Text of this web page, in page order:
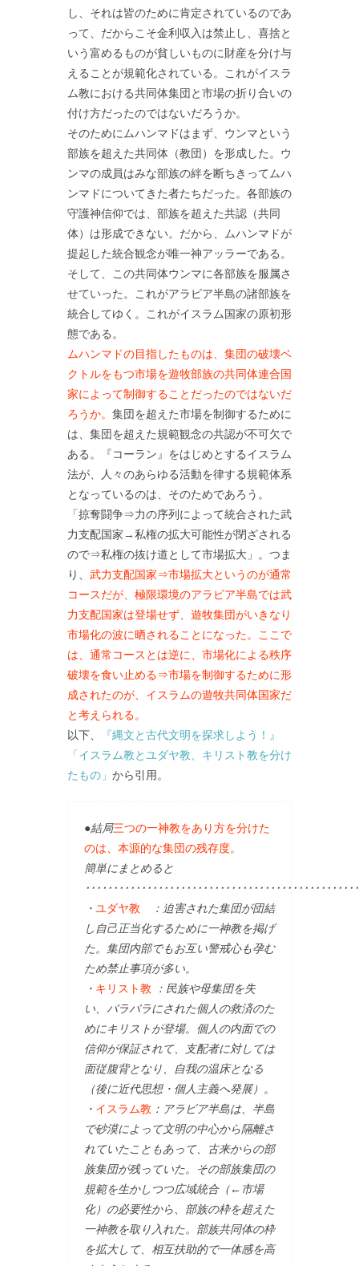
し、それは皆のために肯定されているのであ
って、だからこそ金利収入は禁止し、喜捨と
いう富めるものが貧しいものに財産を分け与
えることが規範化されている。これがイスラ
ム教における共同体集団と市場の折り合いの
付け方だったのではないだろうか。
そのためにムハンマドはまず、ウンマという
部族を超えた共同体（教団）を形成した。ウ
ンマの成員はみな部族の絆を断ちきってムハ
ンマドについてきた者たちだった。各部族の
守護神信仰では、部族を超えた共認（共同
体）は形成できない。だから、ムハンマドが
提起した統合観念が唯一神アッラーである。
そして、この共同体ウンマに各部族を服属さ
せていった。これがアラビア半島の諸部族を
統合してゆく。これがイスラム国家の原初形
態である。
ムハンマドの目指したものは、集団の破壊ベ
クトルをもつ市場を遊牧部族の共同体連合国
家によって制御することだったのではないだ
ろうか。 集団を超えた市場を制御するために
は、集団を超えた規範観念の共認が不可欠で
ある。『コーラン』をはじめとするイスラム
法が、人々のあらゆる活動を律する規範体系
となっているのは、そのためであろう。
「掠奪闘争⇒力の序列によって統合された武
力支配国家→私権の拡大可能性が閉ざされる
ので⇒私権の抜け道として市場拡大」。つま
り、 武力支配国家⇒市場拡大というのが通常
コースだが、極限環境のアラビア半島では武
力支配国家は登場せず、遊牧集団がいきなり
市場化の波に晒されることになった。ここで
は、通常コースとは逆に、市場化による秩序
破壊を食い止める⇒市場を制御するために形
成されたのが、イスラムの遊牧共同体国家だ
と考えられる。
以下、
『縄文と古代文明を探求しよう！』
「イスラム教とユダヤ教、キリスト教を分け
たもの」 から引用。
●結局三つの一神教をあり方を分けた
のは、本源的な集団の残存度。
簡単にまとめると
･･･････････････････････････････････････････････
・ ユダヤ教 ：迫害された集団が団結
し自己正当化するために一神教を掲げ
た。集団内部でもお互い警戒心も孕む
ため禁止事項が多い。
・ キリスト教 ：民族や母集団を失
い、バラバラにされた個人の救済のた
めにキリストが登場。個人の内面での
信仰が保証されて、支配者に対しては
面従腹背となり、自我の温床となる
（後に近代思想・個人主義へ発展）。
・ イスラム教 ：アラビア半島は、半島
で砂漠によって文明の中心から隔離さ
れていたこともあって、古来からの部
族集団が残っていた。その部族集団の
規範を生かしつつ広域統合（←市場
化）の必要性から、部族の枠を超えた
一神教を取り入れた。部族共同体の枠
を拡大して、相互扶助的で一体感を高